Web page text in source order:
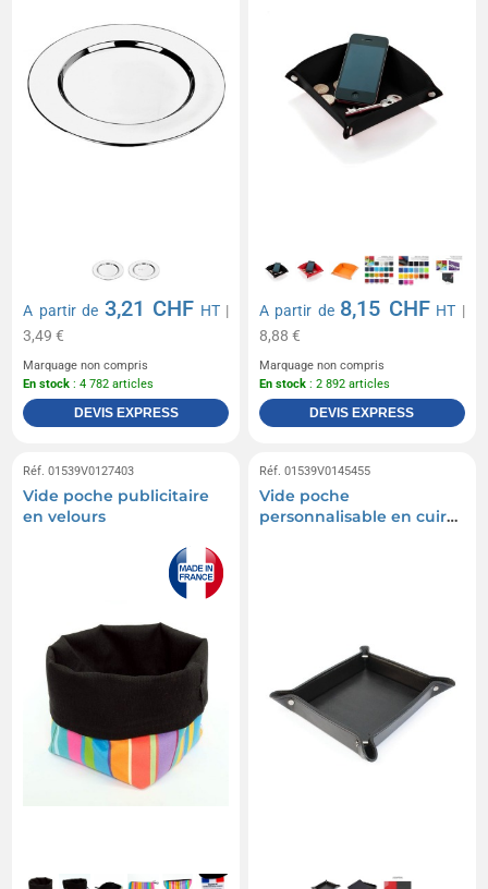
A partir de 3,21 CHF HT|
3,49 €
Marquage non compris
En stock : 4 782 articles
DEVIS EXPRESS
A partir de 8,15 CHF HT |
8,88 €
Marquage non compris
En stock : 2 892 articles
DEVIS EXPRESS
Réf. 01539V0127403
Vide poche publicitaire
en velours
Réf. 01539V0145455
Vide poche
personnalisable en cuir